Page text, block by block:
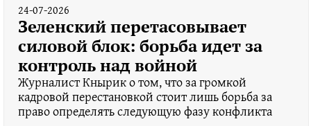
24-07-2026
Зеленский перетасовывает
силовой блок: борьба идет за
контроль над войной
Журналист Кнырик о том, что за громкой
кадровой перестановкой стоит лишь борьба за
право определять следующую фазу конфликта